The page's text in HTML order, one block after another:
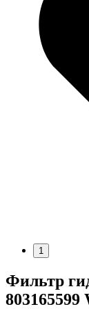
1
Фильтр
803165599